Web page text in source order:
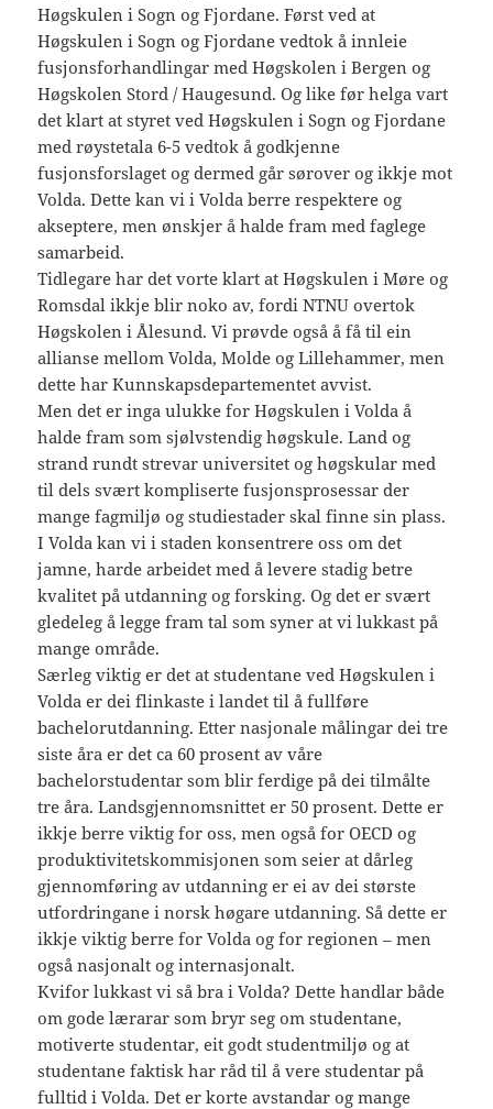
Høgskulen i Sogn og Fjordane. Først ved at
Høgskulen i Sogn og Fjordane vedtok å innleie
fusjonsforhandlingar med Høgskolen i Bergen og
Høgskolen Stord / Haugesund. Og like før helga vart
det klart at styret ved Høgskulen i Sogn og Fjordane
med røystetala 6-5 vedtok å godkjenne
fusjonsforslaget og dermed går sørover og ikkje mot
Volda. Dette kan vi i Volda berre respektere og
akseptere, men ønskjer å halde fram med faglege
samarbeid.
Tidlegare har det vorte klart at Høgskulen i Møre og
Romsdal ikkje blir noko av, fordi NTNU overtok
Høgskolen i Ålesund. Vi prøvde også å få til ein
allianse mellom Volda, Molde og Lillehammer, men
dette har Kunnskapsdepartementet avvist.
Men det er inga ulukke for Høgskulen i Volda å
halde fram som sjølvstendig høgskule. Land og
strand rundt strevar universitet og høgskular med
til dels svært kompliserte fusjonsprosessar der
mange fagmiljø og studiestader skal finne sin plass.
I Volda kan vi i staden konsentrere oss om det
jamne, harde arbeidet med å levere stadig betre
kvalitet på utdanning og forsking. Og det er svært
gledeleg å legge fram tal som syner at vi lukkast på
mange område.
Særleg viktig er det at studentane ved Høgskulen i
Volda er dei flinkaste i landet til å fullføre
bachelorutdanning. Etter nasjonale målingar dei tre
siste åra er det ca 60 prosent av våre
bachelorstudentar som blir ferdige på dei tilmålte
tre åra. Landsgjennomsnittet er 50 prosent. Dette er
ikkje berre viktig for oss, men også for OECD og
produktivitetskommisjonen som seier at dårleg
gjennomføring av utdanning er ei av dei største
utfordringane i norsk høgare utdanning. Så dette er
ikkje viktig berre for Volda og for regionen – men
også nasjonalt og internasjonalt.
Kvifor lukkast vi så bra i Volda? Dette handlar både
om gode lærarar som bryr seg om studentane,
motiverte studentar, eit godt studentmiljø og at
studentane faktisk har råd til å vere studentar på
fulltid i Volda. Det er korte avstandar og mange